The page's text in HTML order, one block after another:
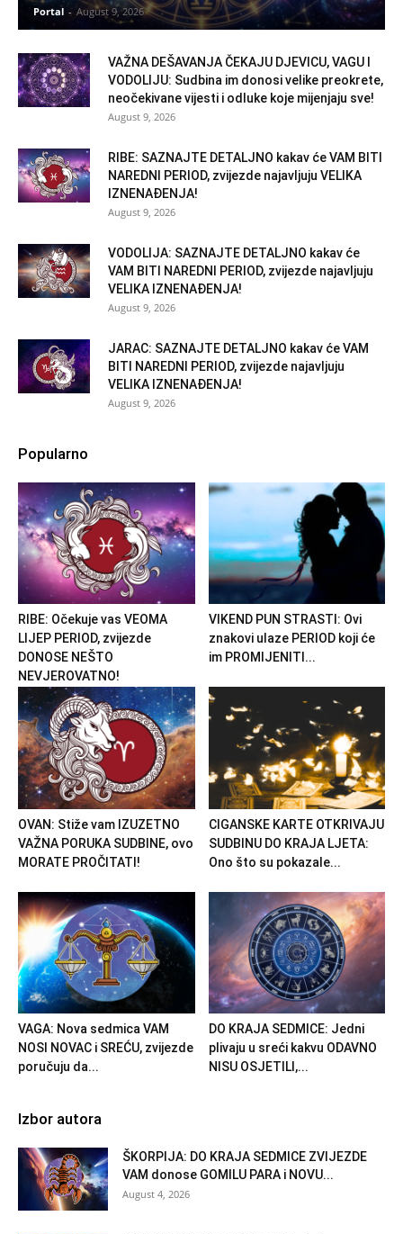
Portal - August 9, 2026
VAŽNA DEŠAVANJA ČEKAJU DJEVICU, VAGU I
VODOLIJU: Sudbina im donosi velike preokrete,
neočekivane vijesti i odluke koje mijenjaju sve!
August 9, 2026
RIBE: SAZNAJTE DETALJNO kakav će VAM BITI
NAREDNI PERIOD, zvijezde najavljuju VELIKA
IZNENAĐENJA!
August 9, 2026
VODOLIJA: SAZNAJTE DETALJNO kakav će
VAM BITI NAREDNI PERIOD, zvijezde najavljuju
VELIKA IZNENAĐENJA!
August 9, 2026
JARAC: SAZNAJTE DETALJNO kakav će VAM
BITI NAREDNI PERIOD, zvijezde najavljuju
VELIKA IZNENAĐENJA!
August 9, 2026
Popularno
RIBE: Očekuje vas VEOMA
LIJEP PERIOD, zvijezde
DONOSE NEŠTO
NEVJEROVATNO!
VIKEND PUN STRASTI: Ovi
znakovi ulaze PERIOD koji će
im PROMIJENITI...
OVAN: Stiže vam IZUZETNO
VAŽNA PORUKA SUDBINE, ovo
MORATE PROČITATI!
CIGANSKE KARTE OTKRIVAJU
SUDBINU DO KRAJA LJETA:
Ono što su pokazale...
VAGA: Nova sedmica VAM
NOSI NOVAC i SREĆU, zvijezde
poručuju da...
DO KRAJA SEDMICE: Jedni
plivaju u sreći kakvu ODAVNO
NISU OSJETILI,...
Izbor autora
ŠKORPIJA: DO KRAJA SEDMICE ZVIJEZDE
VAM donose GOMILU PARA i NOVU...
August 4, 2026